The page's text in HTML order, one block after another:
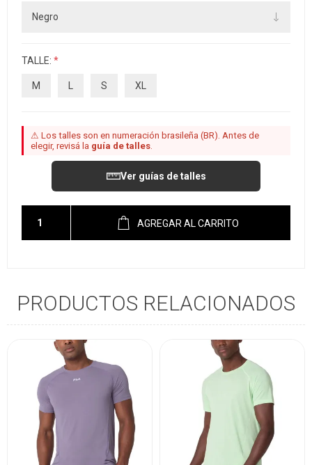
TALLE: *
M L S XL
⚠ Los talles son en numeración brasileña (BR). Antes de
elegir, revisá la guía de talles
Ver guías de talles
AGREGAR AL CARRITO
PRODUCTOS RELACIONADOS